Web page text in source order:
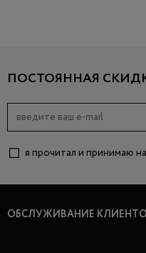
ПОСТОЯННАЯ
я прочитал и принимаю
ОБСЛУЖИВАНИЕ